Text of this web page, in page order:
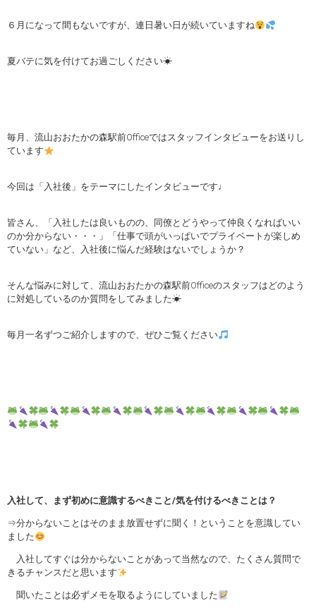
６月になって間もないですが、連日暑い日が続いていますね
夏バテに気を付けてお過ごしください☀
毎月、流山おおたかの森駅前Officeではスタッフインタビューをお送りし
ています
今回は「入社後」をテーマにしたインタビューです♩
皆さん、「入社したは良いものの、同僚とどうやって仲良くなればいい
のか分からない・・・」「仕事で頭がいっぱいでプライベートが楽しめ
ていない」など、入社後に悩んだ経験はないでしょうか？
そんな悩みに対して、流山おおたかの森駅前Officeのスタッフはどのよう
に対処しているのか質問をしてみました☀
毎月一名ずつご紹介しますので、ぜひご覧ください
入社して、まず初めに意識するべきこと/気を付けるべきことは？
⇒分からないことはそのまま放置せずに聞く！ということを意識してい
ました
入社してすぐは分からないことがあって当然なので、たくさん質問で
きるチャンスだと思います
聞いたことは必ずメモを取るようにしていました